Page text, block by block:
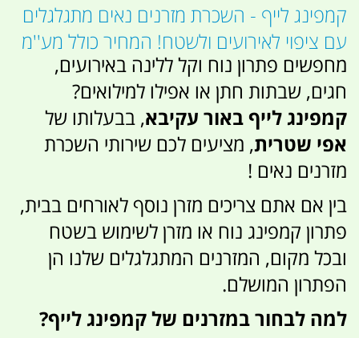
קמפינג לייף - השכרת מזרנים נאים מתגלגלים
עם ציפוי לאירועים ולשטח! המחיר כולל מע''מ
מחפשים פתרון נוח וקל ללינה באירועים,
חגים, שבתות חתן או אפילו למילואים?
קמפינג לייף באור עקיבא, בבעלותו של
אפי שטרית, מציעים לכם שירותי השכרת
מזרנים נאים !
בין אם אתם צריכים מזרן נוסף לאורחים בבית,
פתרון קמפינג נוח או מזרן לשימוש בשטח
ובכל מקום, המזרנים המתגלגלים שלנו הן
הפתרון המושלם.
למה לבחור במזרנים של קמפינג לייף?